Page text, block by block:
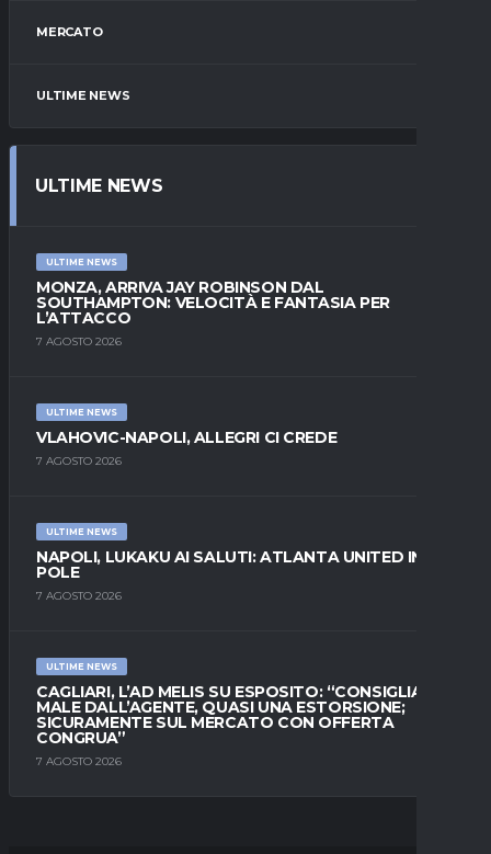
MERCATO
ULTIME NEWS
ULTIME NEWS
ULTIME NEWS
MONZA, ARRIVA JAY ROBINSON DAL
SOUTHAMPTON: VELOCITÀ E FANTASIA PER
L’ATTACCO
7 AGOSTO 2026
ULTIME NEWS
VLAHOVIC-NAPOLI, ALLEGRI CI CREDE
7 AGOSTO 2026
ULTIME NEWS
NAPOLI, LUKAKU AI SALUTI: ATLANTA UNITED IN
POLE
7 AGOSTO 2026
ULTIME NEWS
CAGLIARI, L’AD MELIS SU ESPOSITO: “CONSIGLIATO
MALE DALL’AGENTE, QUASI UNA ESTORSIONE;
SICURAMENTE SUL MERCATO CON OFFERTA
CONGRUA”
7 AGOSTO 2026